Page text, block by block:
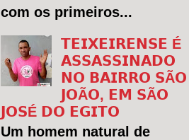
com os primeiros...
𝗧𝗘𝗜𝗫𝗘𝗜𝗥𝗘𝗡𝗦𝗘 É
𝗔𝗦𝗦𝗔𝗦𝗦𝗜𝗡𝗔𝗗𝗢
𝗡𝗢 𝗕𝗔𝗜𝗥𝗥𝗢 𝗦Ã𝗢
𝗝𝗢Ã𝗢, 𝗘𝗠 𝗦Ã𝗢
𝗝𝗢𝗦É 𝗗𝗢 𝗘𝗚𝗜𝗧𝗢
Um homem natural de